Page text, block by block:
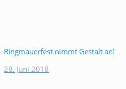
Ringmauerfest nimmt Gestalt an!
28. Juni 2018